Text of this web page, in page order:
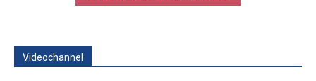
Videochannel